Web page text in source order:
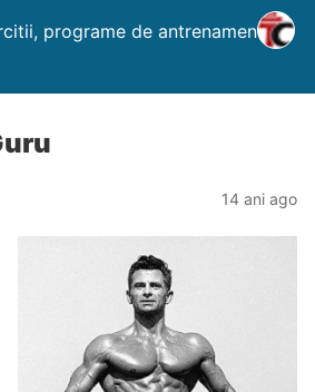
programe de antrenament,
14 ani ago